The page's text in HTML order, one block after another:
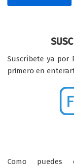
Suscríbete ya por
primero en
Como puedes